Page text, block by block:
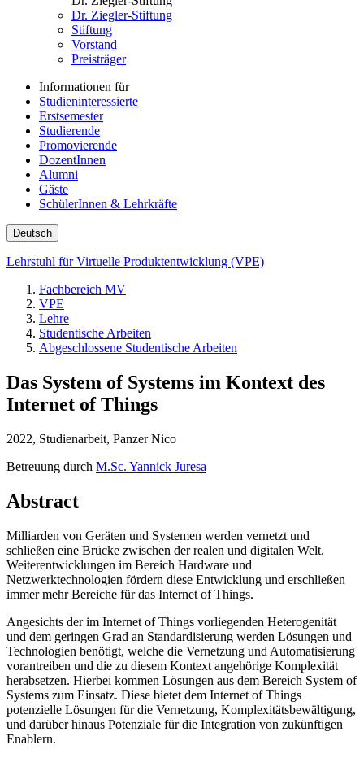
Dr. Ziegler-Stiftung
Stiftung
Vorstand
Preisträger
Informationen für
Studieninteressierte
Erstsemester
Studierende
Promovierende
DozentInnen
Alumni
Gäste
SchülerInnen & Lehrkräfte
Deutsch
Lehrstuhl für Virtuelle Produktentwicklung (VPE)
Fachbereich MV
VPE
Lehre
Studentische Arbeiten
Abgeschlossene Studentische Arbeiten
Das System of Systems im Kontext des
Internet of Things
2022, Studienarbeit, Panzer Nico
Betreuung durch M.Sc. Yannick Juresa
Abstract
Milliarden von Geräten und Systemen werden vernetzt und
schließen eine Brücke zwischen der realen und digitalen Welt.
Weiterentwicklungen im Bereich Hardware und
Netzwerktechnologien fördern diese Entwicklung und erschließen
immer mehr Bereiche für das Internet of Things.
Angesichts der im Internet of Things vorliegenden Heterogenität
und dem geringen Grad an Standardisierung werden Lösungen und
Technologien benötigt, welche die Vernetzung und Automatisierung
vorantreiben und die zu diesem Kontext angehörige Komplexität
herabsetzen. Hierbei kommen Lösungen aus dem Bereich System of
Systems zum Einsatz. Diese bietet dem Internet of Things
potenzielle Lösungen für die Vernetzung, Komplexitätsbewältigung,
und darüber hinaus Potenziale für die Integration von zukünftigen
Enablern.